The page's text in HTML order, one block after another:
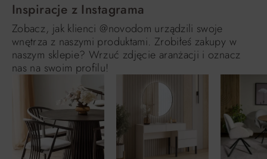
Inspiracje z Instagrama
Zobacz, jak klienci @novodom urządzili swoje
wnętrza z naszymi produktami. Zrobiłeś zakupy w
naszym sklepie? Wrzuć zdjęcie aranżacji i oznacz
nas na swoim profilu!